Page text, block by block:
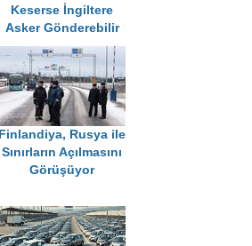
Keserse İngiltere
Asker Gönderebilir
Finlandiya, Rusya ile
Sınırların Açılmasını
Görüşüyor